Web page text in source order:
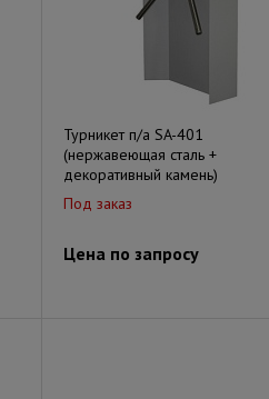
Турникет п/а SA-401
(нержавеющая сталь +
декоративный камень)
Под заказ
Цена по запросу